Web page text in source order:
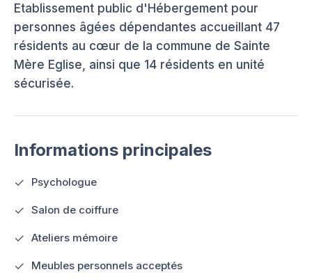
Etablissement public d'Hébergement pour
personnes âgées dépendantes accueillant 47
résidents au cœur de la commune de Sainte
Mère Eglise, ainsi que 14 résidents en unité
sécurisée.
Informations principales
Psychologue
Salon de coiffure
Ateliers mémoire
Meubles personnels acceptés